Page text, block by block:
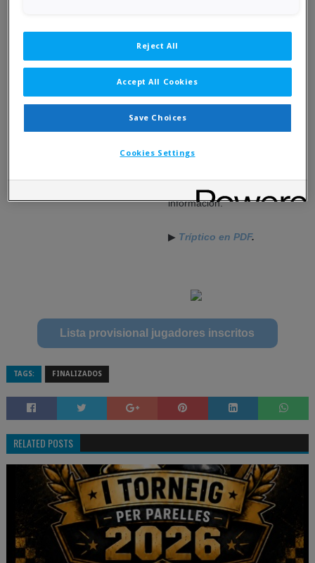
Torneo válido para elXIX Circuït Català d'Oberts
Más información y inscripciones
información.
▶ Tríptico en PDF.
Lista provisional jugadores inscritos
TAGS: FINALIZADOS
RELATED POSTS
Reject All
Accept All Cookies
Save Choices
Cookies Settings